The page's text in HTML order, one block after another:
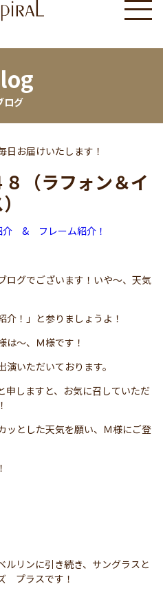
ログ
日お届けいたします！
（ラフォン＆イ
介 & フレーム紹介！
グでございます！いや～、天気
！」と参りましょうよ！
は～、Ｍ様です！
いただいております。
申しますと、お気に召していただ
ッとした天気を願い、Ｍ様にご登
ルリンに引き続き、サングラスと
プラスです！